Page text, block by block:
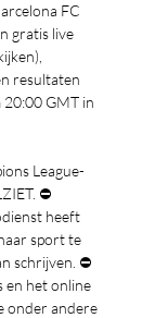
FC
gratis live
resultaten
GMT in
League-
⛔️
heeft
sport te
schrijven. ⛔️
en het online
onder andere